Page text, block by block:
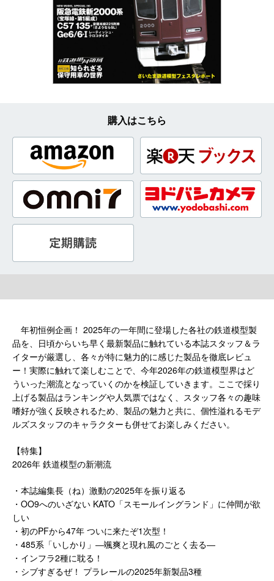
購入はこちら
年初恒例企画！ 2025年の一年間に登場した各社の鉄道模型製
品を、日頃からいち早く最新製品に触れている本誌スタッフ＆ラ
イターが厳選し、各々が特に魅力的に感じた製品を徹底レビュ
ー！実際に触れて楽しむことで、今年2026年の鉄道模型界はど
ういった潮流となっていくのかを検証していきます。ここで採り
上げる製品はランキングや人気票ではなく、スタッフ各々の趣味
嗜好が強く反映されるため、製品の魅力と共に、個性溢れるモデ
ルズスタッフのキャラクターも併せてお楽しみください。
【特集】
2026年 鉄道模型の新潮流
・本誌編集長（ね）激動の2025年を振り返る
・OO9へのいざない KATO「スモールイングランド」に仲間が欲
しい
・初のPFから47年 ついに来たぞ1次型！
・485系「いしかり」―颯爽と現れ風のごとく去る―
・インフラ2種に耽る！
・シブすぎるぜ！ プラレールの2025年新製品3種